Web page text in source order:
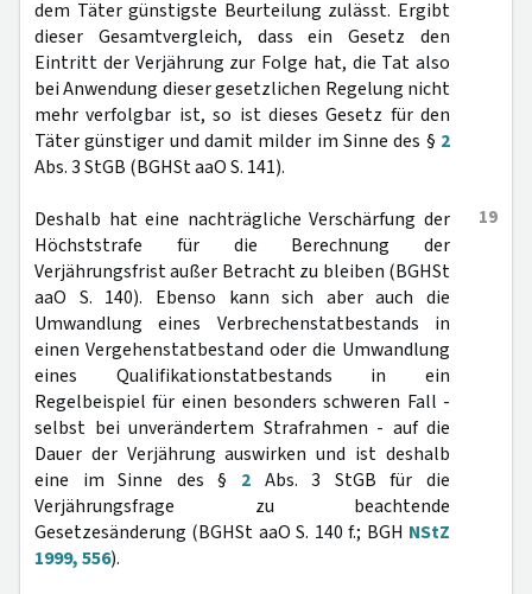
dem Täter günstigste Beurteilung zulässt. Ergibt
dieser Gesamtvergleich, dass ein Gesetz den
Eintritt der Verjährung zur Folge hat, die Tat also
bei Anwendung dieser gesetzlichen Regelung nicht
mehr verfolgbar ist, so ist dieses Gesetz für den
Täter günstiger und damit milder im Sinne des § 2
Abs. 3 StGB (BGHSt aaO S. 141).
19
Deshalb hat eine nachträgliche Verschärfung der
Höchststrafe für die Berechnung der
Verjährungsfrist außer Betracht zu bleiben (BGHSt
aaO S. 140). Ebenso kann sich aber auch die
Umwandlung eines Verbrechenstatbestands in
einen Vergehenstatbestand oder die Umwandlung
eines Qualifikationstatbestands in ein
Regelbeispiel für einen besonders schweren Fall -
selbst bei unverändertem Strafrahmen - auf die
Dauer der Verjährung auswirken und ist deshalb
eine im Sinne des § 2 Abs. 3 StGB für die
Verjährungsfrage zu beachtende
Gesetzesänderung (BGHSt aaO S. 140 f.; BGH NStZ
1999, 556).